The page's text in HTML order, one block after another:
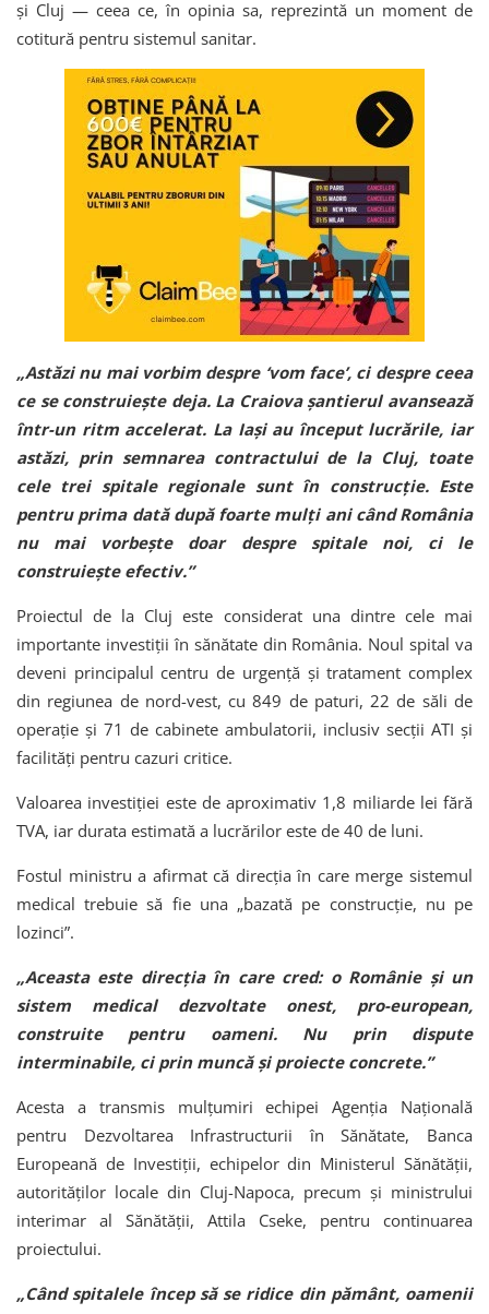
și Cluj — ceea ce, în opinia sa, reprezintă un moment de
cotitură pentru sistemul sanitar.
„Astăzi nu mai vorbim despre ‘vom face’, ci despre ceea
ce se construiește deja. La Craiova șantierul avansează
într-un ritm accelerat. La Iași au început lucrările, iar
astăzi, prin semnarea contractului de la Cluj, toate
cele trei spitale regionale sunt în construcție. Este
pentru prima dată după foarte mulți ani când România
nu mai vorbește doar despre spitale noi, ci le
construiește efectiv.”
Proiectul de la Cluj este considerat una dintre cele mai
importante investiții în sănătate din România. Noul spital va
deveni principalul centru de urgență și tratament complex
din regiunea de nord-vest, cu 849 de paturi, 22 de săli de
operație și 71 de cabinete ambulatorii, inclusiv secții ATI și
facilități pentru cazuri critice.
Valoarea investiției este de aproximativ 1,8 miliarde lei fără
TVA, iar durata estimată a lucrărilor este de 40 de luni.
Fostul ministru a afirmat că direcția în care merge sistemul
medical trebuie să fie una „bazată pe construcție, nu pe
lozinci”.
„Aceasta este direcția în care cred: o Românie și un
sistem medical dezvoltate onest, pro-european,
construite pentru oameni. Nu prin dispute
interminabile, ci prin muncă și proiecte concrete.”
Acesta a transmis mulțumiri echipeiAgenția Națională
pentru Dezvoltarea Infrastructurii în Sănătate, Banca
Europeană de Investiții, echipelor din Ministerul Sănătății,
autorităților locale din Cluj-Napoca, precum și ministrului
interimar al Sănătății, Attila Cseke, pentru continuarea
proiectului.
„Când spitalele încep să se ridice din pământ, oamenii